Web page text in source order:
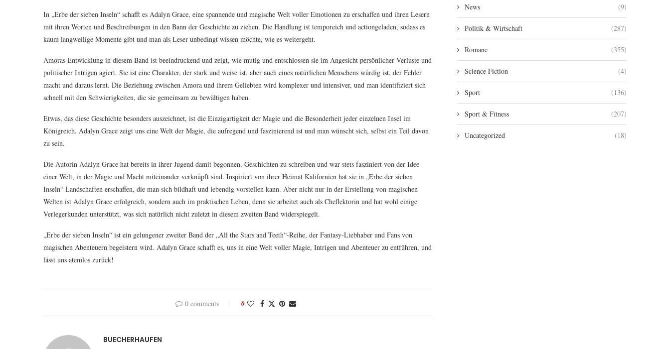
In „Erbe der sieben Inseln“ schafft es Adalyn Grace, eine spannende und magische Welt voller Emotionen zu erschaffen und ihren Lesern
mit ihren Worten und Beschreibungen in den Bann der Geschichte zu ziehen. Die Handlung ist temporeich und actiongeladen, sodass es
kaum langweilige Momente gibt und man als Leser unbedingt wissen möchte, wie es weitergeht.
Amoras Entwicklung in diesem Band ist beeindruckend und zeigt, wie mutig und entschlossen sie im Angesicht persönlicher Verluste und
politischer Intrigen agiert. Sie ist eine Charakter, der stark und weise ist, aber auch eines natürlichen Menschens würdig ist, der Fehler
macht und daraus lernt. Die Beziehung zwischen Amora und ihrem Geliebten wird komplexer und intensiver, und man identifiziert sich
schnell mit den Schwierigkeiten, die sie gemeinsam zu bewältigen haben.
Etwas, das diese Geschichte besonders auszeichnet, ist die Einzigartigkeit der Magie und die Besonderheit jeder einzelnen Insel im
Königreich. Adalyn Grace zeigt uns eine Welt der Magie, die aufregend und faszinierend ist und man wünscht sich, selbst ein Teil davon
zu sein.
Die Autorin Adalyn Grace hat bereits in ihrer Jugend damit begonnen, Geschichten zu schreiben und war stets fasziniert von der Idee
einer Welt, in der Magie und Macht miteinander verknüpft sind. Inspiriert von ihrer Heimat Kalifornien hat sie in „Erbe der sieben
Inseln“ Landschaften erschaffen, die man sich bildhaft und lebendig vorstellen kann. Aber nicht nur in der Erstellung von magischen
Welten ist Adalyn Grace erfolgreich, sondern auch im praktischen Leben, denn sie arbeitet auch als Cheflektorin und hat wohl einige
Verlegerkunden unterstützt, was sich natürlich nicht zuletzt in diesem zweiten Band widerspiegelt.
„Erbe der sieben Inseln“ ist ein gelungener zweiter Band der „All the Stars and Teeth“-Reihe, der Fantasy-Liebhaber und Fans von
magischen Abenteuern begeistern wird. Adalyn Grace schafft es, uns in eine Welt voller Magie, Intrigen und Abenteuer zu entführen, und
lässt uns atemlos zurück!
0 comments 0
BUECHERHAUFEN
News (9)
Politik & Wirtschaft (287)
Romane (355)
Science Fiction (4)
Sport (136)
Sport & Fitness (207)
Uncategorized (18)